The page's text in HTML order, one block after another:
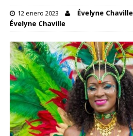
12 enero 2023 Évelyne Chaville
Évelyne Chaville